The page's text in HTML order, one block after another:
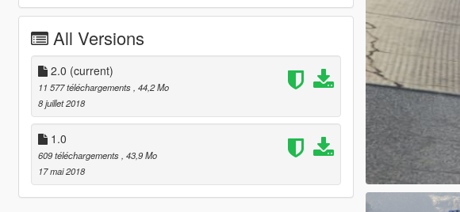
All Versions
2.0 (current)
11 577 téléchargements , 44,2 Mo
8 juillet 2018
1.0
609 téléchargements , 43,9 Mo
17 mai 2018